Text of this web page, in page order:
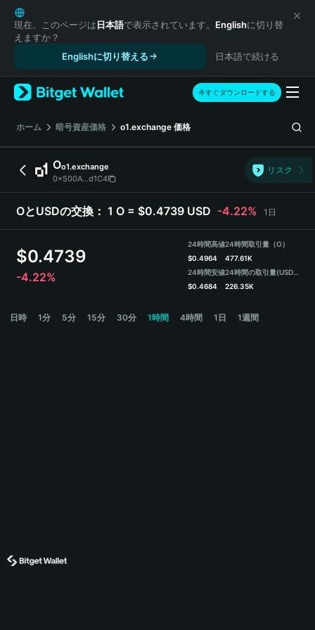
English
日本語
Tiếng Việt
Español (Latinoamérica)
Türkçe
Français
Deutsch
繁體中文
Português (Portugal)
Bahasa Indonesia
ภาษาไทย
Español
Español (Argentina)
現在、このページは日本語で表示されています。 Englishに切り替
えますか？
Englishに切り替える
日本語で続ける
今すぐダウンロードする
ホーム 暗号資産価格 o1.exchange 価格
Oo1.exchange
0x500A...d1C4
リスク
OとUSDの交換： 1 O = $0.4739 USD -4.22% 1日
$0.4739
-4.22%
24時間高値
$0.4964
24時間安値
$0.4684
24時間取引量（O）
477.61K
24時間の取引量(USDT)
226.35K
日時 1分 5分 15分 30分 1時間 4時間 1日 1週間